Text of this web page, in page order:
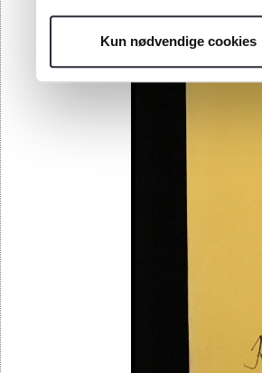
Kun nødvendige cookies